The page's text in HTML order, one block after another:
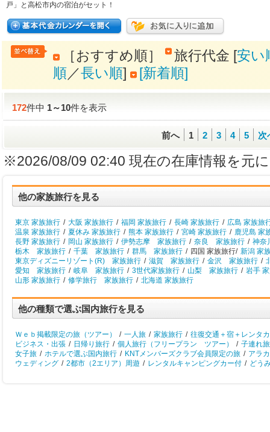
戸」と高松市内の宿泊がセット！
［おすすめ順］ 旅行代金 [安い
順／長い順] [新着順]
172件中1～10件を表示
前へ 1 2 3 4 5 次
※2026/08/09 02:40 現在の在庫情報を元
他の家族旅行を見る
東京 家族旅行 / 大阪 家族旅行 / 福岡 家族旅行 / 長崎 家族旅行 / 広島 家族旅
温泉 家族旅行 / 夏休み 家族旅行 / 熊本 家族旅行 / 宮崎 家族旅行 / 鹿児島 家
長野 家族旅行 / 岡山 家族旅行 / 伊勢志摩 家族旅行 / 奈良 家族旅行 / 神奈
栃木 家族旅行 / 千葉 家族旅行 / 群馬 家族旅行 / 四国 家族旅行/ 新潟 家
東京ディズニーリゾート(R) 家族旅行 / 滋賀 家族旅行 / 金沢 家族旅行 /
愛知 家族旅行 / 岐阜 家族旅行 / 3世代家族旅行 / 山梨 家族旅行 / 岩手
山形 家族旅行 / 修学旅行 家族旅行 / 北海道 家族旅行
他の種類で選ぶ国内旅行を見る
Ｗｅｂ掲載限定の旅（ツアー） / 一人旅 / 家族旅行 / 往復交通＋宿＋レンタ
ビジネス・出張 / 日帰り旅行 / 個人旅行（フリープラン ツアー） / 子連れ
女子旅 / ホテルで選ぶ国内旅行 / KNTメンバーズクラブ会員限定の旅 / アラ
ウェディング / 2都市（2エリア）周遊 / レンタルキャンピングカー付 / どう